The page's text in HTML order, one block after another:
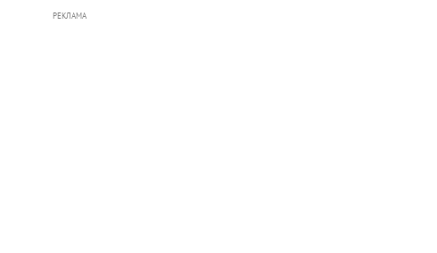
РЕКЛАМА